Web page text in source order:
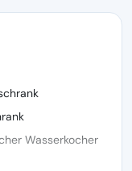
Wasserkocher